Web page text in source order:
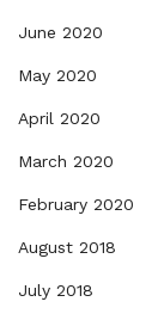
June 2020
May 2020
April 2020
March 2020
February 2020
August 2018
July 2018